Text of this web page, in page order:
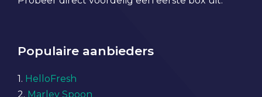
Populaire aanbieders
1. HelloFresh
2. Marley Spoon